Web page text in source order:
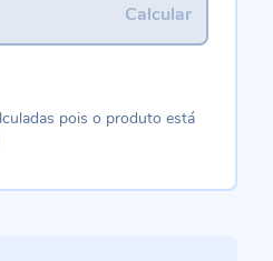
Calcular
pois o produto está